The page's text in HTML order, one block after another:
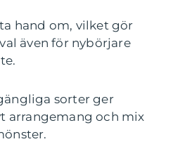
hand om, vilket gör
även för nybörjare
sorter ger
arrangemang och mix